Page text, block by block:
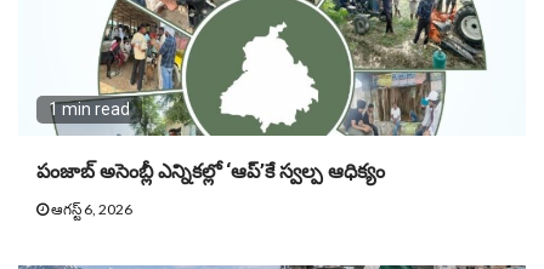
1 min read
పంజాబ్ అసెంబ్లీ ఎన్నికల్లో ‘ఆప్’కే స్వల్ప ఆధిక్యం
ఆగస్ట్ 6, 2026